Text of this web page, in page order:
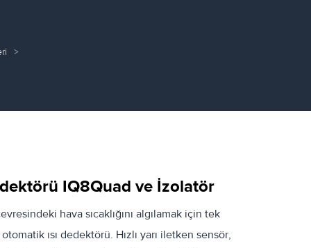
IQ8Quad ve İzolatör
hava sıcaklığını algılamak için tek
ısı dedektörü. Hızlı yarı iletken sensör,